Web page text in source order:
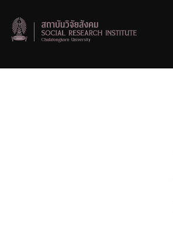
content